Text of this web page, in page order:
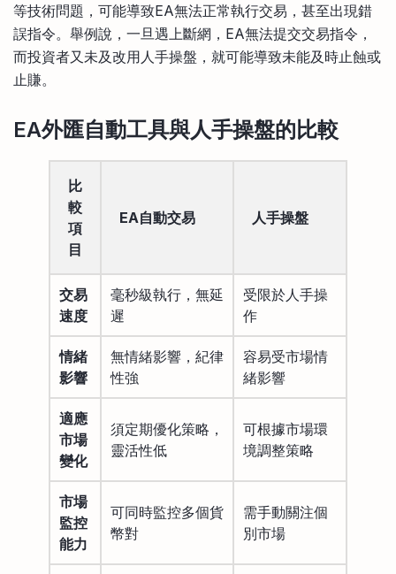
等技術問題，可能導致EA無法正常執行交易，甚至出現錯
誤指令。舉例說，一旦遇上斷網，EA無法提交交易指令，
而投資者又未及改用人手操盤，就可能導致未能及時止蝕或
止賺。
EA外匯自動工具與人手操盤的比較
比
較
項
目
EA自動交易 人手操盤
交易
速度
毫秒級執行，無延
遲
受限於人手操
作
情緒
影響
無情緒影響，紀律
性強
容易受市場情
緒影響
適應
市場
變化
須定期優化策略，
靈活性低
可根據市場環
境調整策略
市場
監控
能力
可同時監控多個貨
幣對
需手動關注個
別市場